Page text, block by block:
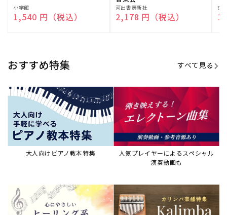
販
売
小学館
通常価格
1,540 円（税込）
販
売
河出書房新社
通常価格
2,178 円（税込）
販
売
ひ
おすすめ特集 すべて見る
大人向けピアノ教本特集
人気プレイヤーによるスペシャル
演奏動画も